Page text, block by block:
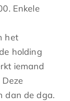
Enkele
het
holding
iemand
dan de dga.